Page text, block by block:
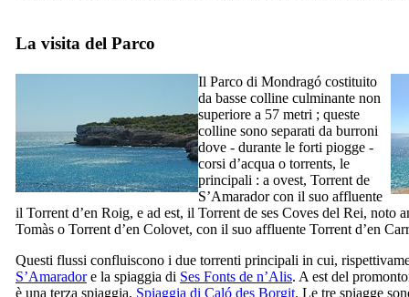
La visita del Parco
Il Parco di Mondragó costituito
da basse colline culminante non
superiore a 57 metri ; queste
colline sono separati da burroni
dove - durante le forti piogge -
corsi d’acqua o torrents, le
principali : a ovest, Torrent de
S’Amaradorcon il suo affluente
il Torrent d’en Roig, e ad est, il Torrent de ses Coves del Rei, noto
Tomàs o Torrent d’en Colovet, con il suo affluente Torrent d’en
Questi flussi confluiscono i due torrenti principali in cui,
S’Amaradore la spiaggia di Ses Fonts de n’Alis. A est del
è una terza spiaggia, Spiaggia di Caló des Borgit. Le tre spiagge